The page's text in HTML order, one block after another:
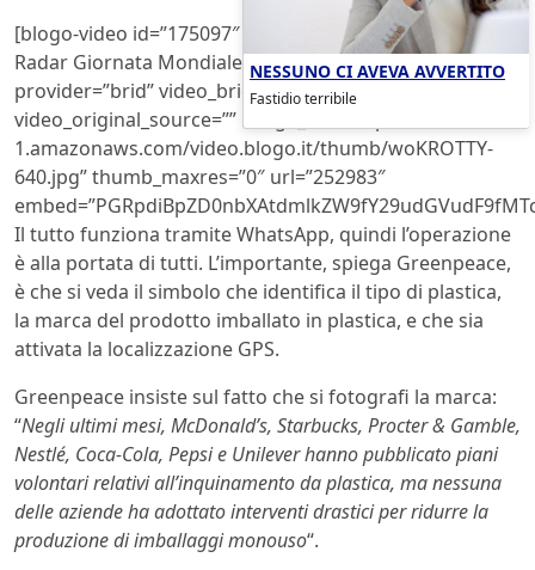
[blogo-video id=”175097″ title=”Greenpeace Plastic
Radar Giornata Mondiale Ambiente” content=””
provider=”brid” video_brid_id=””
video_original_source=”” image_url=”https://s3.eu-west-
1.amazonaws.com/video.blogo.it/thumb/woKROTTY-
640.jpg” thumb_maxres=”0″ url=”252983″
Il tutto funziona tramite WhatsApp, quindi l’operazione
è alla portata di tutti. L’importante, spiega Greenpeace,
è che si veda il simbolo che identifica il tipo di plastica,
la marca del prodotto imballato in plastica, e che sia
attivata la localizzazione GPS.
Greenpeace insiste sul fatto che si fotografi la marca:
“Negli ultimi mesi, McDonald’s, Starbucks, Procter & Gamble,
Nestlé, Coca-Cola, Pepsi e Unilever hanno pubblicato piani
volontari relativi all’inquinamento da plastica, ma nessuna
delle aziende ha adottato interventi drastici per ridurre la
produzione di imballaggi monouso“.
NESSUNO CI AVEVA AVVERTITO
Fastidio terribile